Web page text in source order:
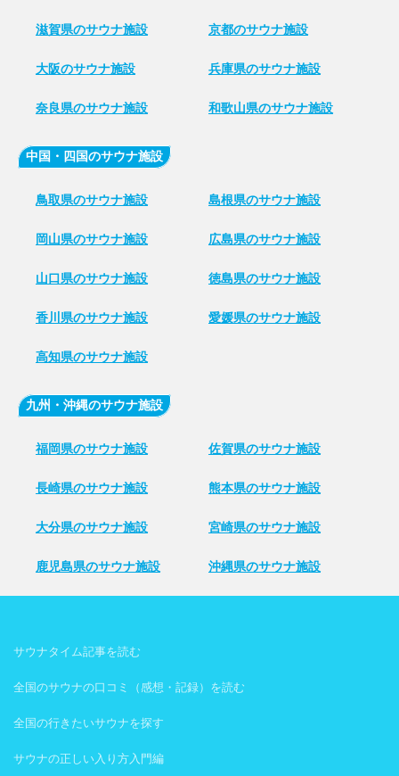
滋賀県のサウナ施設 京都のサウナ施設
大阪のサウナ施設 兵庫県のサウナ施設
奈良県のサウナ施設 和歌山県のサウナ施設
中国・四国のサウナ施設
鳥取県のサウナ施設 島根県のサウナ施設
岡山県のサウナ施設 広島県のサウナ施設
山口県のサウナ施設 徳島県のサウナ施設
香川県のサウナ施設 愛媛県のサウナ施設
高知県のサウナ施設
九州・沖縄のサウナ施設
福岡県のサウナ施設 佐賀県のサウナ施設
長崎県のサウナ施設 熊本県のサウナ施設
大分県のサウナ施設 宮崎県のサウナ施設
鹿児島県のサウナ施設 沖縄県のサウナ施設
サウナタイム記事を読む
全国のサウナの口コミ（感想・記録）を読む
全国の行きたいサウナを探す
サウナの正しい入り方入門編